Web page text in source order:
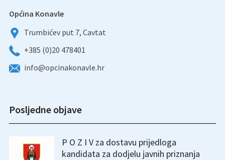
Općina Konavle
Trumbićev put 7, Cavtat
+385 (0)20 478401
info@opcinakonavle.hr
Posljedne objave
P O Z I V za dostavu prijedloga
kandidata za dodjelu javnih priznanja